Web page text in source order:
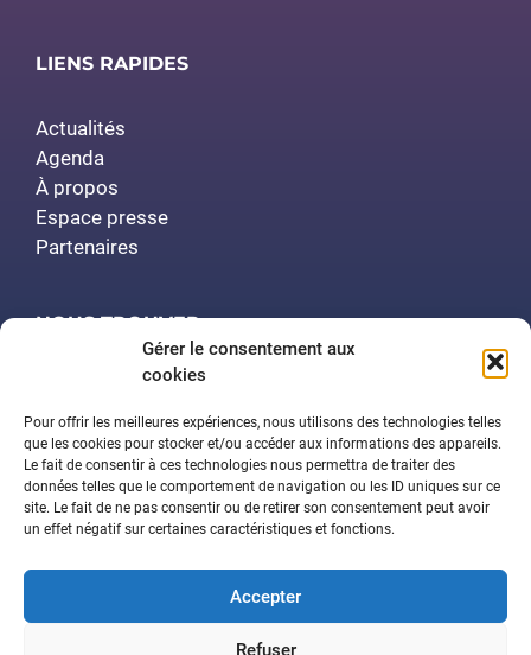
Gérer le consentement aux
cookies
Pour offrir les meilleures expériences, nous utilisons des technologies telles
que les cookies pour stocker et/ou accéder aux informations des appareils.
Le fait de consentir à ces technologies nous permettra de traiter des
données telles que le comportement de navigation ou les ID uniques sur ce
site. Le fait de ne pas consentir ou de retirer son consentement peut avoir
un effet négatif sur certaines caractéristiques et fonctions.
Accepter
Refuser
LIENS RAPIDES
Actualités
Agenda
À propos
Espace presse
Partenaires
NOUS TROUVER
Polytech Nancy
Amphithéâtre Demange
2 rue Jean Lamour
54519 Vandœuvre-lès-Nancy
Contactez-nous